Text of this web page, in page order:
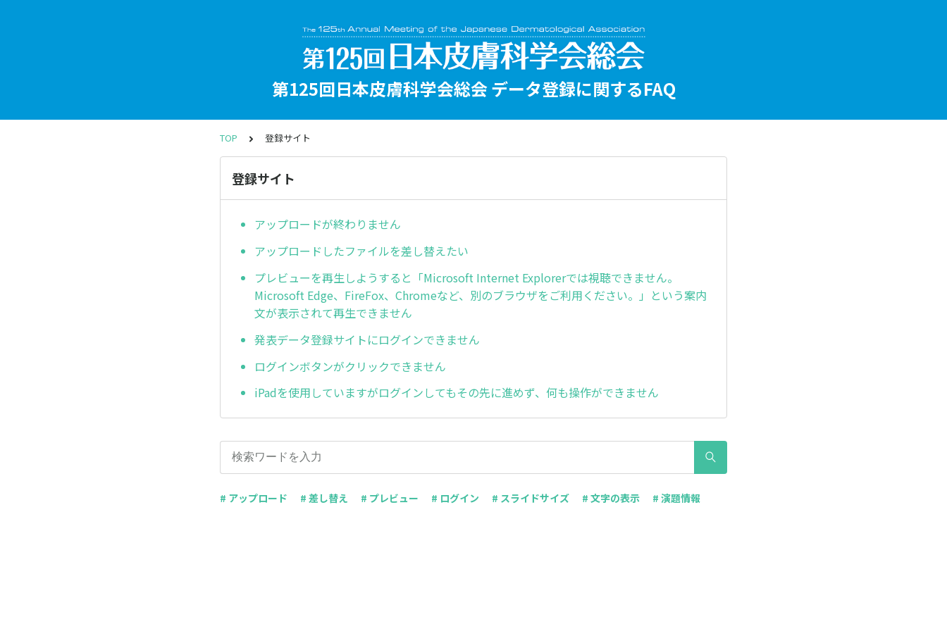
第125回日本皮膚科学会総会 データ登録に関するFAQ
TOP 登録サイト
登録サイト
アップロードが終わりません
アップロードしたファイルを差し替えたい
プレビューを再生しようすると「Microsoft Internet Explorerでは視聴できません。
Microsoft Edge、FireFox、Chromeなど、別のブラウザをご利用ください。」という案内
文が表示されて再生できません
発表データ登録サイトにログインできません
ログインボタンがクリックできません
iPadを使用していますがログインしてもその先に進めず、何も操作ができません
# アップロード # 差し替え # プレビュー # ログイン # スライドサイズ # 文字の表示 # 演題情報